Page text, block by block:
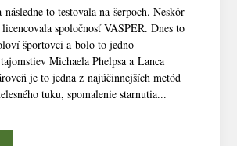
to testovala na šerpoch. Neskôr
spoločnosť VASPER. Dnes to
športovci a bolo to jedno
Michaela Phelpsa a Lanca
je to jedna z najúčinnejších metód
tuku, spomalenie starnutia...